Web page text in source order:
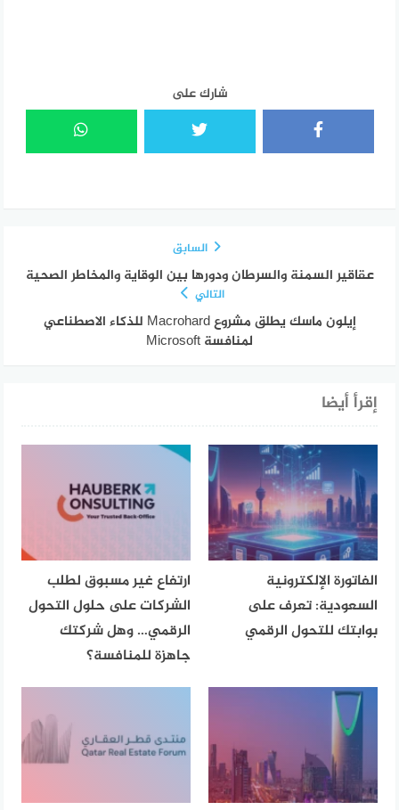
شارك على
السابق
عقاقير السمنة والسرطان ودورها بين الوقاية والمخاطر الصحية
التالي
إيلون ماسك يطلق مشروع Macrohard للذكاء الاصطناعي
لمنافسة Microsoft
إقرأ أيضا
الفاتورة الإلكترونية
السعودية: تعرف على
بوابتك للتحول الرقمي
ارتفاع غير مسبوق لطلب
الشركات على حلول التحول
الرقمي… وهل شركتك
جاهزة للمنافسة؟